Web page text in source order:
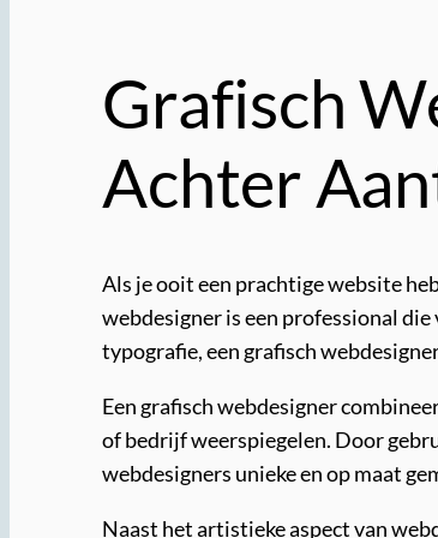
Grafisch
Achter
Als je ooit een prachtige website
webdesigner is een professional
typografie, een grafisch
Een grafisch webdesigner
of bedrijf weerspiegelen. Door
webdesigners unieke en op maat
Naast het artistieke aspect van